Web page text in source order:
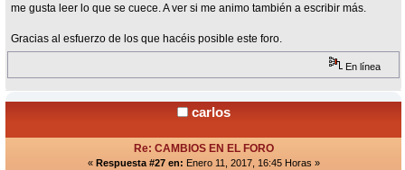
me gusta leer lo que se cuece. A ver si me animo también a escribir más.
Gracias al esfuerzo de los que hacéis posible este foro.
En línea
carlos
Re: CAMBIOS EN EL FORO
« Respuesta #27 en: Enero 11, 2017, 16:45 Horas »